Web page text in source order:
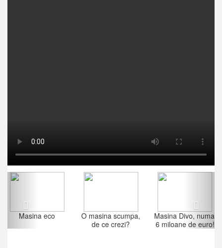
Masina eco
O masina scumpa,
de ce crezi?
Masina Divo, numai
6 miloane de euro!
Previous Next